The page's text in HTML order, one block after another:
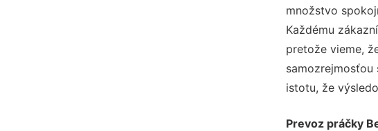
množstvo
Každému
pretože vieme,
istotu, že
Prevoz práčky